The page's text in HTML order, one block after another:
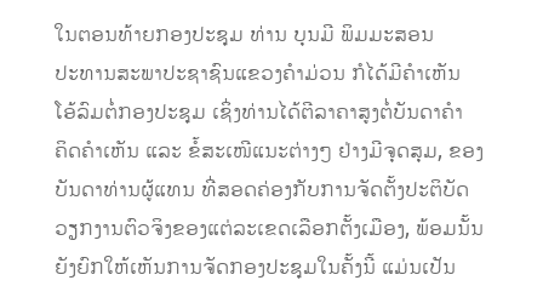
ໃນຕອນທ້າຍກອງປະຊຸມ ທ່ານ ບຸນມີ ພິມມະສອນ
ປະທານສະພາປະຊາຊົນແຂວງຄໍາມ່ວນ ກໍໄດ້ມີຄໍາເຫັນ
ໂອ້ລົມຕໍ່ກອງປະຊຸມ ເຊິ່ງທ່ານໄດ້ຕີລາຄາສູງຕໍ່ບັນດາຄໍາ
ຄິດຄໍາເຫັນ ແລະ ຂໍ້ສະເໜີແນະຕ່າງໆ ຢ່າງມີຈຸດສຸມ, ຂອງ
ບັນດາທ່ານຜູ້ແທນ ທີ່ສອດຄ່ອງກັບການຈັດຕັ້ງປະຕິບັດ
ວຽກງານຕົວຈິງຂອງແຕ່ລະເຂດເລືອກຕັ້ງເມືອງ, ພ້ອມນັ້ນ
ຍັງຍົກໃຫ້ເຫັນການຈັດກອງປະຊຸມໃນຄັ້ງນີ້ ແມ່ນເປັນ